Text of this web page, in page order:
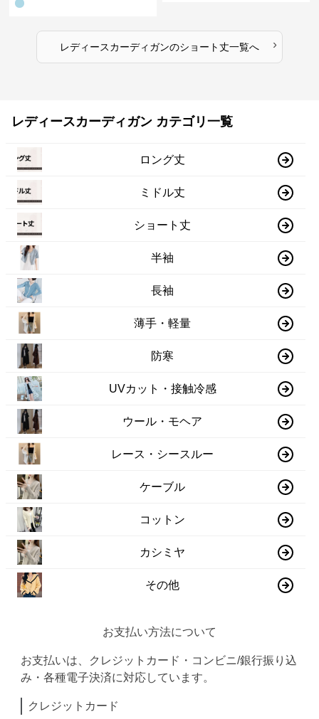
レディースカーディガンのショート丈一覧へ ›
レディースカーディガン カテゴリ一覧
ロング丈
ミドル丈
ショート丈
半袖
長袖
薄手・軽量
防寒
UVカット・接触冷感
ウール・モヘア
レース・シースルー
ケーブル
コットン
カシミヤ
その他
お支払い方法について
お支払いは、クレジットカード・コンビニ/銀行振り込
み・各種電子決済に対応しています。
クレジットカード